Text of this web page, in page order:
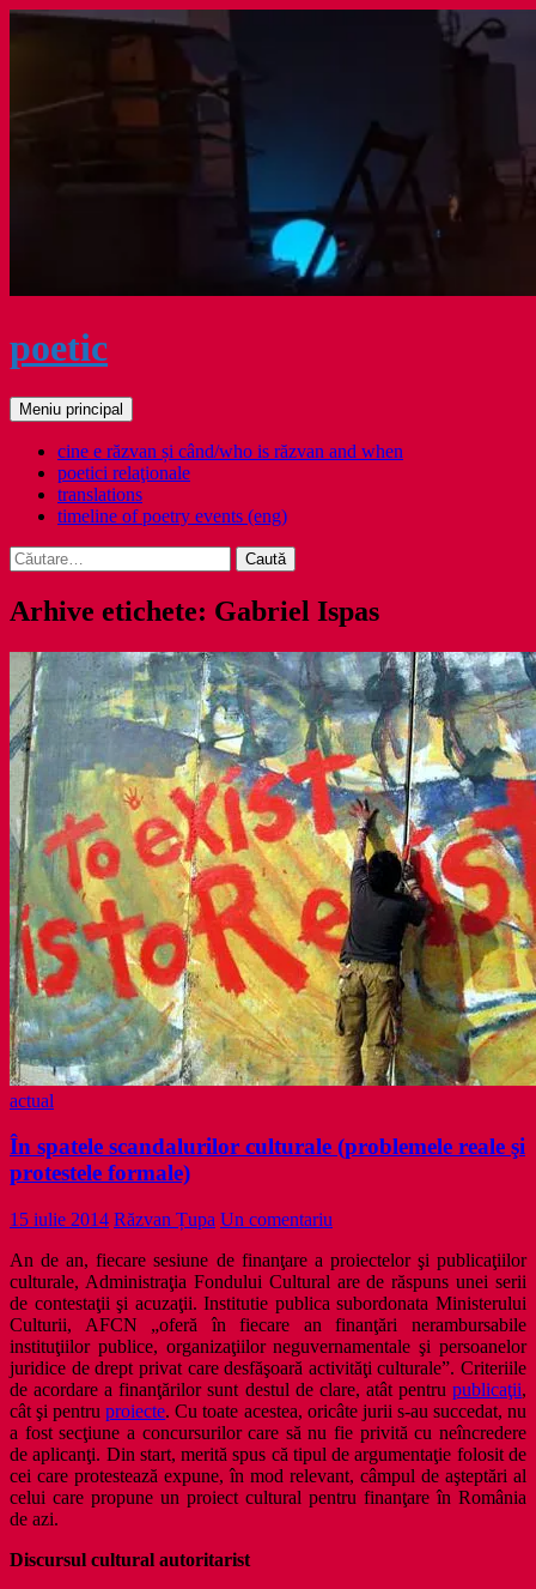
poetic
Caută
Meniu principal
cine e răzvan și când/who is răzvan and when
poetici relaţionale
translations
timeline of poetry events (eng)
Caută
după:
Arhive etichete: Gabriel Ispas
actual
În spatele scandalurilor culturale (problemele reale şi
protestele formale)
15 iulie 2014 Răzvan Țupa Un comentariu
An de an, fiecare sesiune de finanţare a proiectelor şi publicaţiilor
culturale, Administraţia Fondului Cultural are de răspuns unei serii
de contestaţii şi acuzaţii. Institutie publica subordonata Ministerului
Culturii, AFCN „oferă în fiecare an finanţări nerambursabile
instituţiilor publice, organizaţiilor neguvernamentale şi persoanelor
juridice de drept privat care desfăşoară activităţi culturale”. Criteriile
de acordare a finanţărilor sunt destul de clare, atât pentru publicaţii,
cât şi pentruproiecte. Cu toate acestea, oricâte jurii s-au succedat, nu
a fost secţiune a concursurilor care să nu fie privită cu neîncredere
de aplicanţi. Din start, merită spus că tipul de argumentaţie folosit de
cei care protestează expune, în mod relevant, câmpul de aşteptări al
celui care propune un proiect cultural pentru finanţare în România
de azi.
Discursul cultural autoritarist